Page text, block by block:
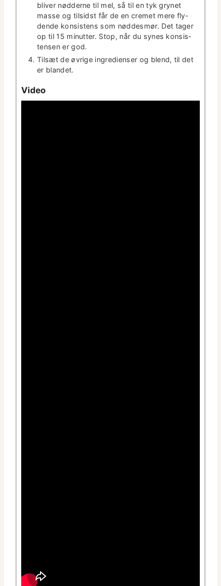
bliv­er nød­derne til mel, så til en tyk grynet
masse og tilsidst får de en cremet mere fly­
dende kon­sis­tens som nød­desmør. Det tager
op til 15 min­ut­ter. Stop, når du synes kon­sis­
tensen er god.
Tilsæt de øvrige ingre­di­enser og blend, til det
er blandet.
Video